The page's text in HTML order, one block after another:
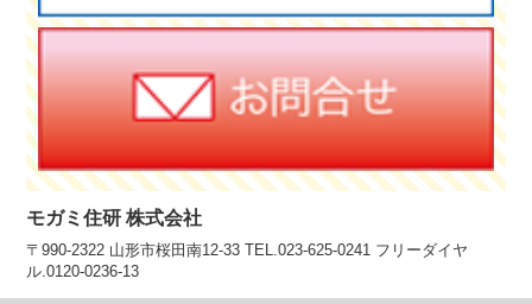
モガミ住研 株式会社
〒990-2322 山形市桜田南12-33 TEL.023-625-0241 フリーダイヤ
ル.0120-0236-13